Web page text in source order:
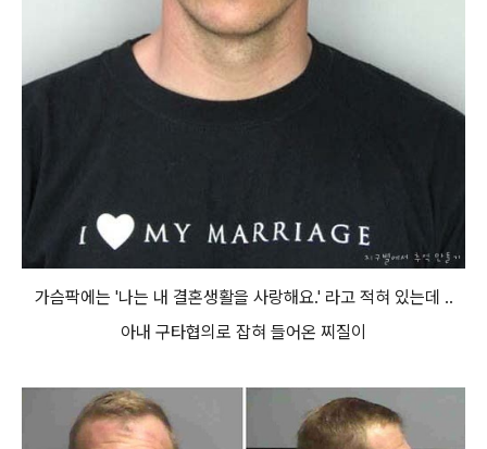
가슴팍에는 '나는 내 결혼생활을 사랑해요.' 라고 적혀 있는데 ..
아내 구타협의로 잡혀 들어온 찌질이